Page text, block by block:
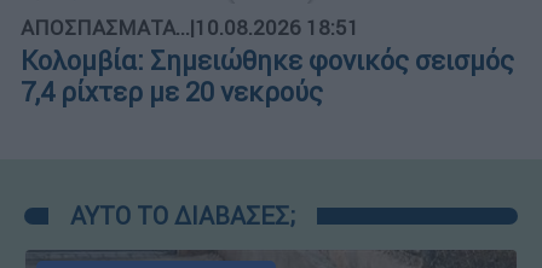
ΑΠΟΣΠΑΣΜΑΤΑ...|10.08.2026 18:51
Κολομβία: Σημειώθηκε φονικός σεισμός
7,4 ρίχτερ με 20 νεκρούς
ΑΥΤΟ ΤΟ ΔΙΑΒΑΣΕΣ;